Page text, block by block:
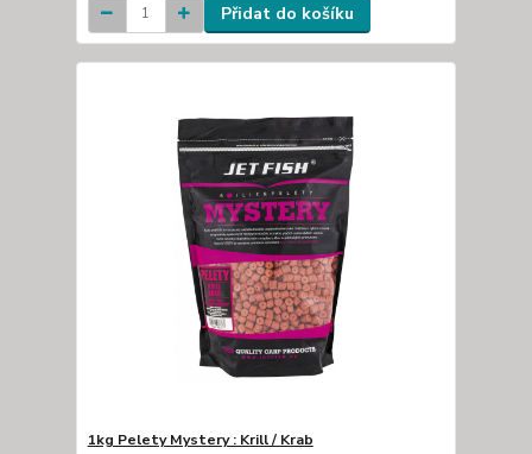
Přidat do košíku
1kg Pelety Mystery : Krill / Krab